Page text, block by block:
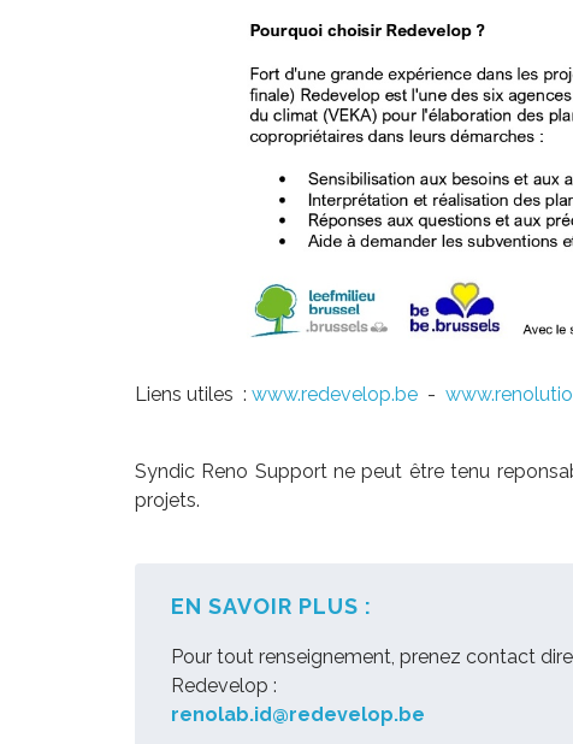
Liens utiles : www.redevelop.be -
Syndic Reno Support ne peut être tenu
projets.
EN SAVOIR PLUS :
Pour tout renseignement, prenez contact
Redevelop :
renolab.id@redevelop.be